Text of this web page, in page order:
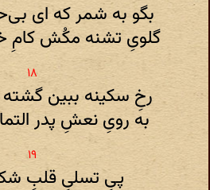
بگو به شمر که ای
گلویِ تشنه مکُش کامِ
رخِ سکینه ببین گشته
به رویِ نعشِ پدر
پیِ تسلیِ قلبِ